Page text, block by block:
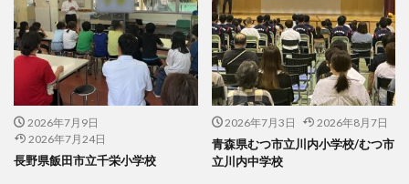
2026年7月9日
2026年7月24日
長野県飯田市立千栄小学校
2026年7月3日 2026年8月7日
青森県むつ市立川内小学校/むつ市
立川内中学校